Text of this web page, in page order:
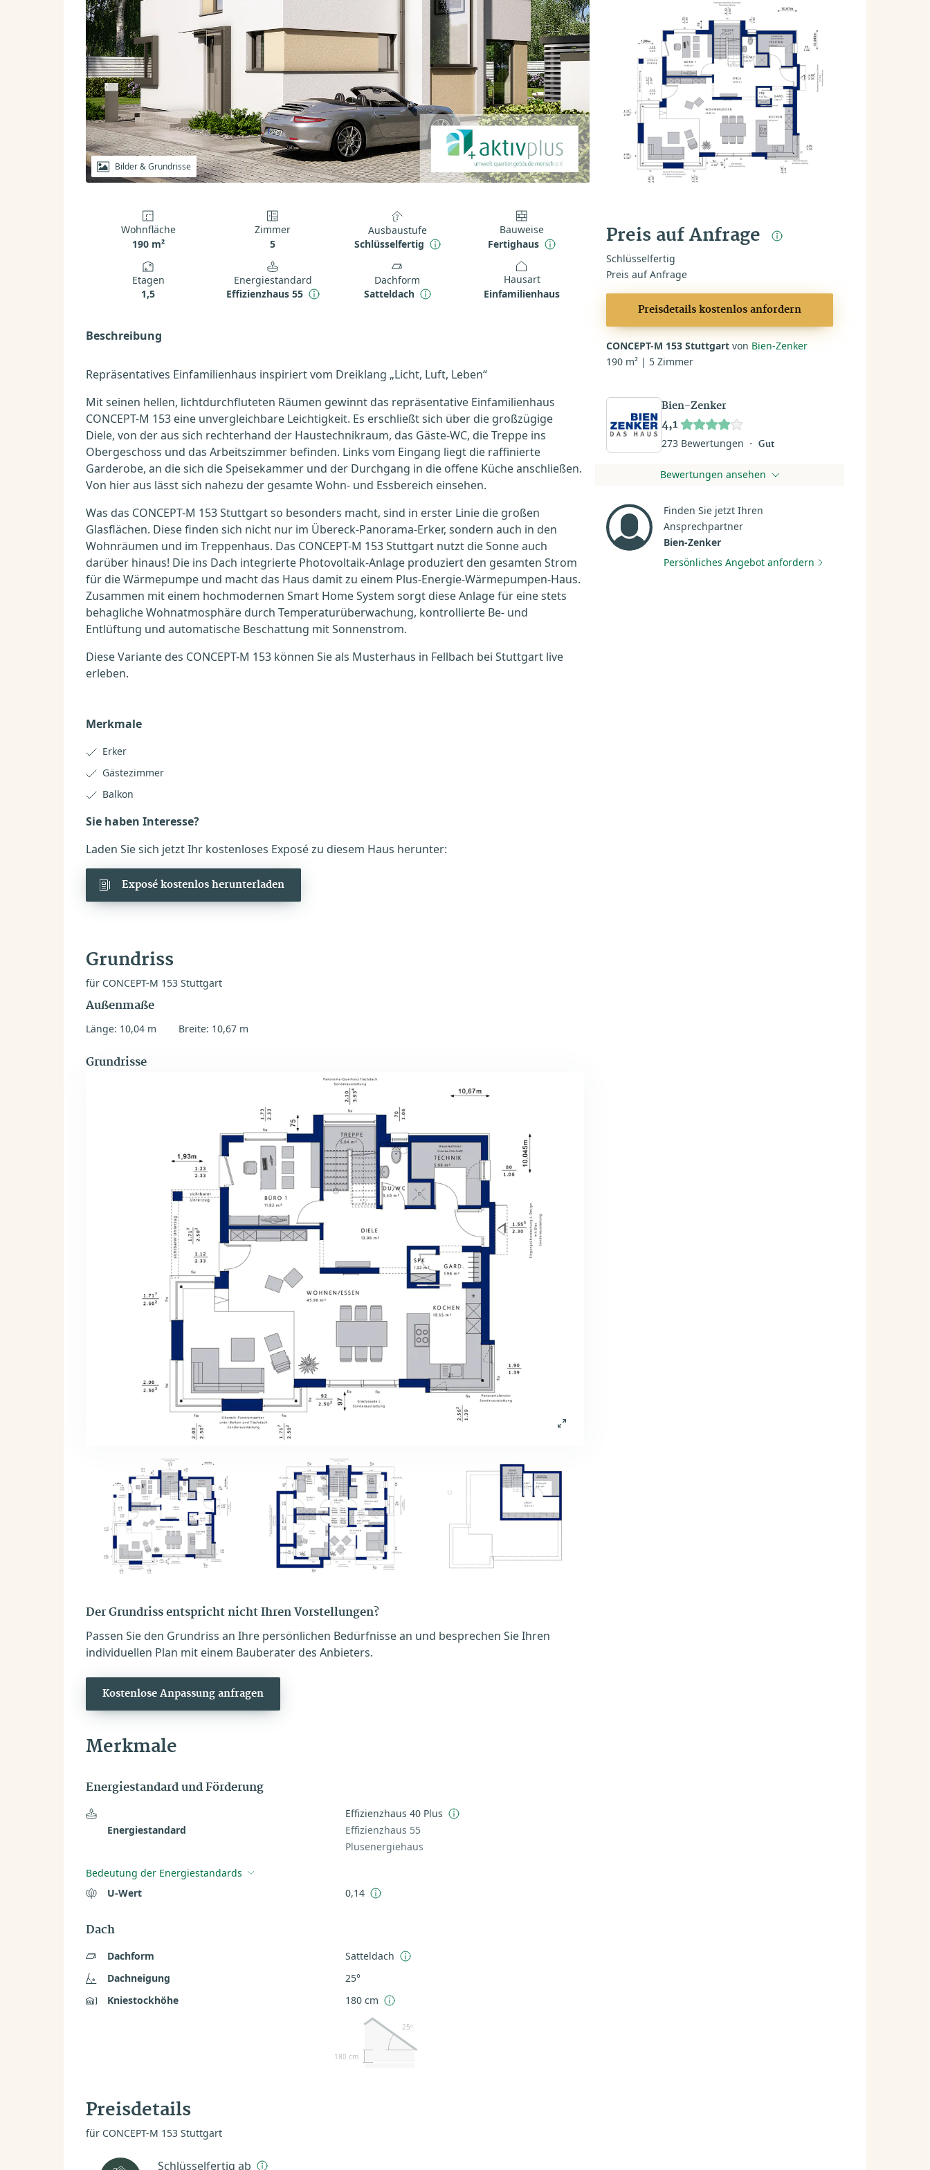
Bilder & Grundrisse
Wohnfläche
190 m²
Zimmer
5
Ausbaustufe
Schlüsselfertig
Bauweise
Fertighaus
Etagen
1,5
Energiestandard
Effizienzhaus 55
Dachform
Satteldach
Hausart
Einfamilienhaus
Beschreibung
Repräsentatives Einfamilienhaus inspiriert vom Dreiklang „Licht, Luft, Leben“
Mit seinen hellen, lichtdurchfluteten Räumen gewinnt das repräsentative Einfamilienhaus
CONCEPT-M 153 eine unvergleichbare Leichtigkeit. Es erschließt sich über die großzügige
Diele, von der aus sich rechterhand der Haustechnikraum, das Gäste-WC, die Treppe ins
Obergeschoss und das Arbeitszimmer befinden. Links vom Eingang liegt die raffinierte
Garderobe, an die sich die Speisekammer und der Durchgang in die offene Küche anschließen.
Von hier aus lässt sich nahezu der gesamte Wohn- und Essbereich einsehen.
Was das CONCEPT-M 153 Stuttgart so besonders macht, sind in erster Linie die großen
Glasflächen. Diese finden sich nicht nur im Übereck-Panorama-Erker, sondern auch in den
Wohnräumen und im Treppenhaus. Das CONCEPT-M 153 Stuttgart nutzt die Sonne auch
darüber hinaus! Die ins Dach integrierte Photovoltaik-Anlage produziert den gesamten Strom
für die Wärmepumpe und macht das Haus damit zu einem Plus-Energie-Wärmepumpen-Haus.
Zusammen mit einem hochmodernen Smart Home System sorgt diese Anlage für eine stets
behagliche Wohnatmosphäre durch Temperaturüberwachung, kontrollierte Be- und
Entlüftung und automatische Beschattung mit Sonnenstrom.
Diese Variante des CONCEPT-M 153 können Sie als Musterhaus in Fellbach bei Stuttgart live
erleben.
Merkmale
Erker
Gästezimmer
Balkon
Sie haben Interesse?
Laden Sie sich jetzt Ihr kostenloses Exposé zu diesem Haus herunter:
Exposé kostenlos herunterladen
Grundriss
für CONCEPT-M 153 Stuttgart
Außenmaße
Länge: 10,04 m Breite: 10,67 m
Grundrisse
Der Grundriss entspricht nicht Ihren Vorstellungen?
Passen Sie den Grundriss an Ihre persönlichen Bedürfnisse an und besprechen Sie Ihren
individuellen Plan mit einem Bauberater des Anbieters.
Kostenlose Anpassung anfragen
Merkmale
Energiestandard und Förderung
Energiestandard
Effizienzhaus 40 Plus
Effizienzhaus 55
Plusenergiehaus
Bedeutung der Energiestandards
U-Wert
0,14
Dach
Dachform
Satteldach
Dachneigung
25°
Kniestockhöhe
180 cm
180 cm
25º
Preisdetails
für CONCEPT-M 153 Stuttgart
Schlüsselfertig ab
Preis auf Anfrage
Schlüsselfertig
Preis auf Anfrage
Preisdetails kostenlos anfordern
CONCEPT-M 153 Stuttgart von Bien-Zenker
190 m² | 5 Zimmer
Bien-Zenker
4,1
273 Bewertungen Gut
Bewertungen ansehen
Finden Sie jetzt Ihren
Ansprechpartner
Bien-Zenker
Persönliches Angebot anfordern